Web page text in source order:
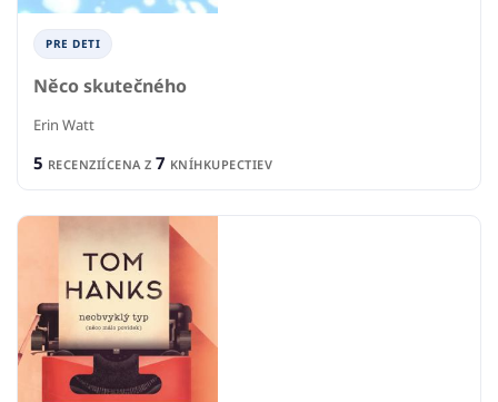
PRE DETI
Něco skutečného
Erin Watt
5 RECENZIÍCENA Z 7 KNÍHKUPECTIEV